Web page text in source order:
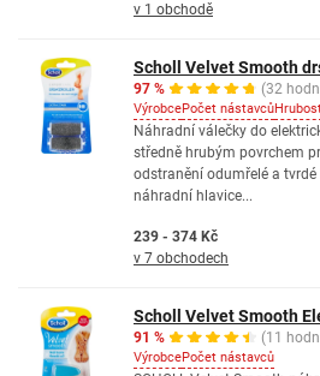
v 1 obchodě
Scholl Velvet Smooth
97 % (32
VýrobcePočet nástavců
Náhradní válečky do
středně hrubým povrchem
odstranění odumřelé a
náhradní hlavice...
239 - 374 Kč
v 7 obchodech
Scholl Velvet Smooth
91 % (11
VýrobcePočet nástavců